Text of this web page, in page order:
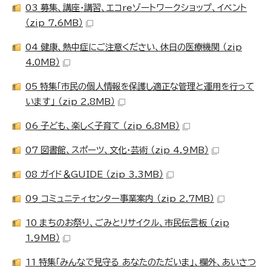
03_募集、講座・講習、エコreゾートワークショップ、イベント
（zip 7.6MB）
04_健康、熱中症にご注意ください、休日の医療機関 （zip
4.0MB）
05_特集「市民の個人情報を保護し適正な管理と運用を行って
います」 （zip 2.8MB）
06_子ども、楽しく子育て （zip 6.8MB）
07_図書館、スポーツ、文化・芸術 （zip 4.9MB）
08_ガイド＆GUIDE （zip 3.3MB）
09_コミュニティセンター事業案内 （zip 2.7MB）
10_まちのお祭り、ごみとリサイクル、市民伝言板 （zip
1.9MB）
11_特集「みんなで見守る あなたのただいま」、欄外、あいさつ